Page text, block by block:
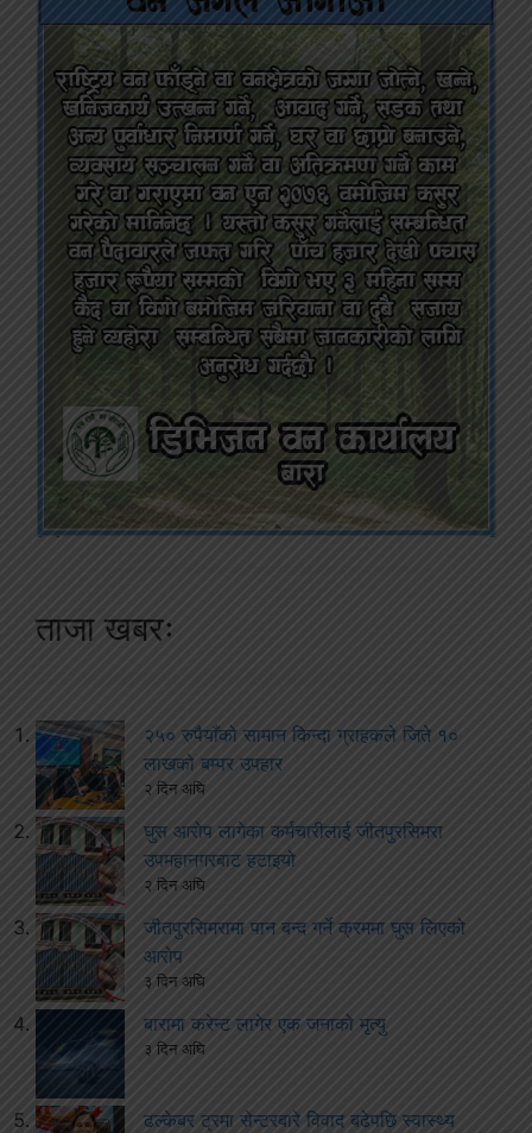
ताजा खबरः
२५० रुपैयाँको सामान किन्दा ग्राहकले जिते १०
लाखको बम्पर उपहार
२ दिन अघि
घुस आरोप लागेका कर्मचारीलाई जीतपुरसिमरा
उपमहानगरबाट हटाइयो
२ दिन अघि
जीतपुरसिमरामा पान बन्द गर्ने क्रममा घुस लिएको
आरोप
३ दिन अघि
बारामा करेन्ट लागेर एक जनाको मृत्यु
३ दिन अघि
ढल्केबर ट्रमा सेन्टरबारे विवाद बढेपछि स्वास्थ्य